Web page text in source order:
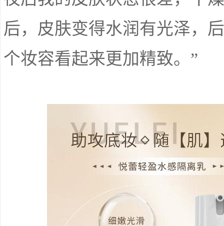
后，皮肤变得水润有光泽，
个妆容看起来更加精致。”